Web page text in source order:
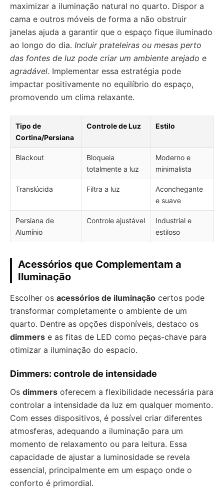
maximizar a iluminação natural no quarto. Dispor a
cama e outros móveis de forma a não obstruir
janelas ajuda a garantir que o espaço fique iluminado
ao longo do dia. Incluir prateleiras ou mesas perto
das fontes de luz pode criar um ambiente arejado e
agradável. Implementar essa estratégia pode
impactar positivamente no equilíbrio do espaço,
promovendo um clima relaxante.
Tipo de
Cortina/Persiana
Controle de Luz Estilo
Blackout
Bloqueia
totalmente a luz
Moderno e
minimalista
Translúcida Filtra a luz
Aconchegante
e suave
Persiana de
Alumínio
Controle ajustável
Industrial e
estiloso
Acessórios que Complementam a
Iluminação
Escolher os acessórios de iluminação certos pode
transformar completamente o ambiente de um
quarto. Dentre as opções disponíveis, destaco os
dimmers e as fitas de LED como peças-chave para
otimizar a iluminação do espacio.
Dimmers: controle de intensidade
Os dimmers oferecem a flexibilidade necessária para
controlar a intensidade da luz em qualquer momento.
Com esses dispositivos, é possível criar diferentes
atmosferas, adequando a iluminação para um
momento de relaxamento ou para leitura. Essa
capacidade de ajustar a luminosidade se revela
essencial, principalmente em um espaço onde o
conforto é primordial.